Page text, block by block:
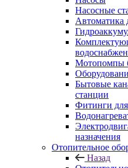
Насосные
Автоматика
Мотопомпы
Бытовые
станции
Фитинги
назначения
Отопительное
Назад